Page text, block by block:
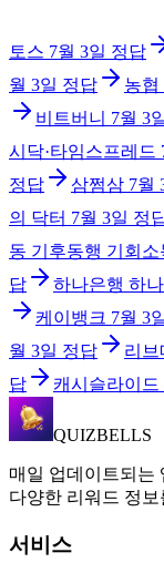
토스 7월 3일 정답
월 3일 정답 농협
비트버니 7월 3
시닥·타임스프레드
정답
삼쩜삼 7월
의 닥터 7월 3일 정
동 기후동행 기회소
답
하나은행 하
케이뱅크 7월 3
월 3일 정답 리브
답
캐시슬라이드
QUIZBELLS
매일 업데이트되는
다양한 리워드 정
서비스